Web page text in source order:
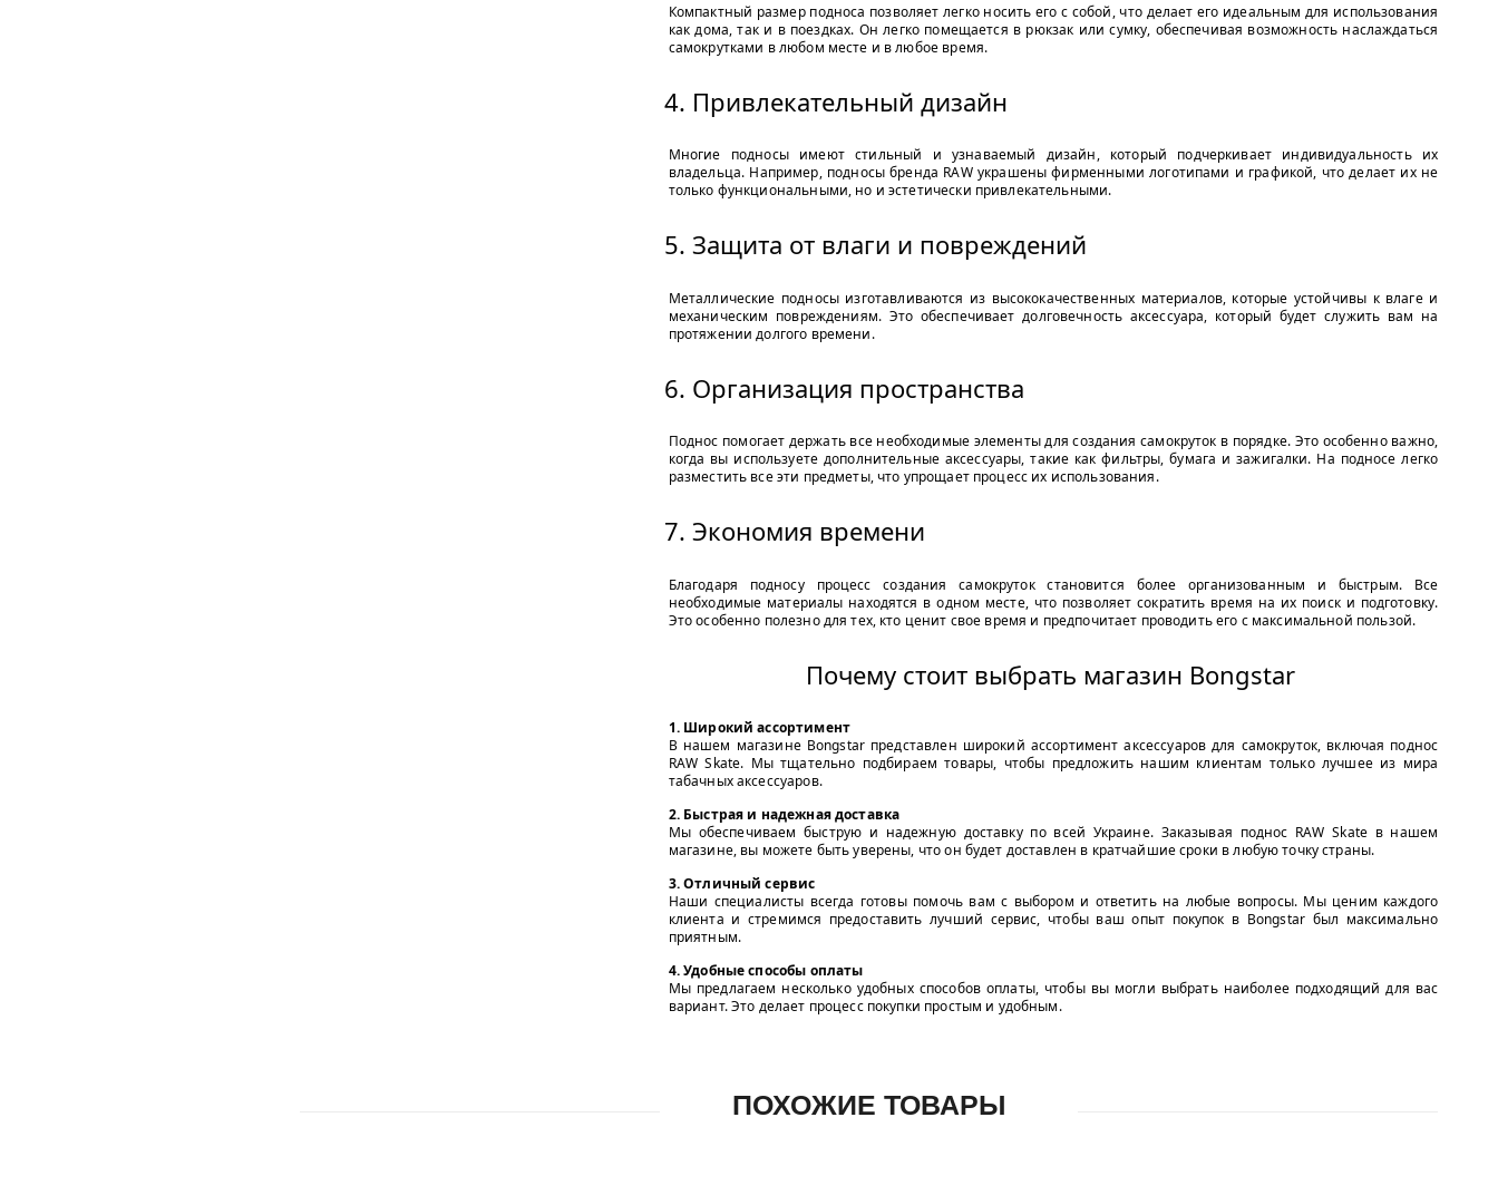
Компактный размер подноса позволяет легко носить его с собой, что делает его идеальным для использования
как дома, так и в поездках. Он легко помещается в рюкзак или сумку, обеспечивая возможность наслаждаться
самокрутками в любом месте и в любое время.
4. Привлекательный дизайн
Многие подносы имеют стильный и узнаваемый дизайн, который подчеркивает индивидуальность их
владельца. Например, подносы бренда RAW украшены фирменными логотипами и графикой, что делает их не
только функциональными, но и эстетически привлекательными.
5. Защита от влаги и повреждений
Металлические подносы изготавливаются из высококачественных материалов, которые устойчивы к влаге и
механическим повреждениям. Это обеспечивает долговечность аксессуара, который будет служить вам на
протяжении долгого времени.
6. Организация пространства
Поднос помогает держать все необходимые элементы для создания самокруток в порядке. Это особенно важно,
когда вы используете дополнительные аксессуары, такие как фильтры, бумага и зажигалки. На подносе легко
разместить все эти предметы, что упрощает процесс их использования.
7. Экономия времени
Благодаря подносу процесс создания самокруток становится более организованным и быстрым. Все
необходимые материалы находятся в одном месте, что позволяет сократить время на их поиск и подготовку.
Это особенно полезно для тех, кто ценит свое время и предпочитает проводить его с максимальной пользой.
Почему стоит выбрать магазин Bongstar
1. Широкий ассортимент
В нашем магазине Bongstar представлен широкий ассортимент аксессуаров для самокруток, включая поднос
RAW Skate. Мы тщательно подбираем товары, чтобы предложить нашим клиентам только лучшее из мира
табачных аксессуаров.
2. Быстрая и надежная доставка
Мы обеспечиваем быструю и надежную доставку по всей Украине. Заказывая поднос RAW Skate в нашем
магазине, вы можете быть уверены, что он будет доставлен в кратчайшие сроки в любую точку страны.
3. Отличный сервис
Наши специалисты всегда готовы помочь вам с выбором и ответить на любые вопросы. Мы ценим каждого
клиента и стремимся предоставить лучший сервис, чтобы ваш опыт покупок в Bongstar был максимально
приятным.
4. Удобные способы оплаты
Мы предлагаем несколько удобных способов оплаты, чтобы вы могли выбрать наиболее подходящий для вас
вариант. Это делает процесс покупки простым и удобным.
ПОХОЖИЕ ТОВАРЫ